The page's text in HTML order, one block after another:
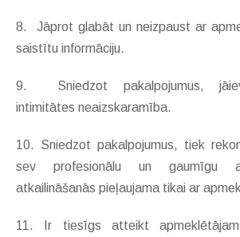
8. Jāprot glabāt un neizpaust ar
saistītu informāciju.
9. Sniedzot pakalpojumus,
intimitātes neaizskaramība.
10. Sniedzot pakalpojumus, tiek
sev profesionālu un gaumīgu
atkailināšanās pieļaujama tikai ar
11. Ir tiesīgs atteikt